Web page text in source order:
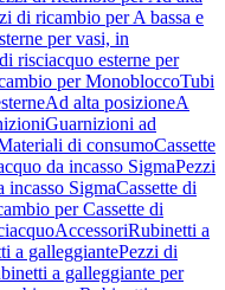
di ricambio per A bassa e
per vasi, in
risciacquo esterne per
per MonobloccoTubi
Ad alta posizioneA
Guarnizioni ad
di consumoCassette
da incasso SigmaPezzi
incasso SigmaCassette di
per Cassette di
AccessoriRubinetti a
a galleggiantePezzi di
a galleggiante per